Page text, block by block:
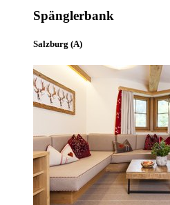
Spänglerbank
Salzburg (A)